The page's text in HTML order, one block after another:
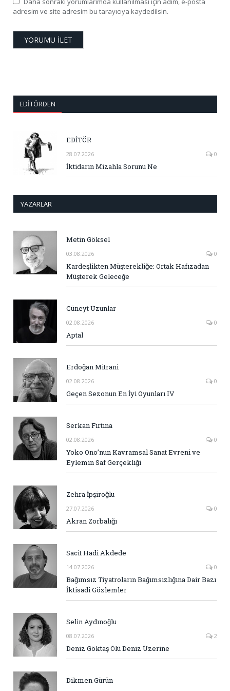
adresim ve site adresim bu tarayıcıya kaydedilsin.
EDITÖRDEN
EDİTÖR
28.07.2026 0
İktidarın Mizahla Sorunu Ne
YAZARLAR
Metin Göksel
03.08.2026 0
Kardeşlikten Müşterekliğe: Ortak Hafızadan
Müşterek Geleceğe
Cüneyt Uzunlar
02.08.2026 0
Aptal
Erdoğan Mitrani
02.08.2026 0
Geçen Sezonun En İyi Oyunları IV
Serkan Fırtına
02.08.2026 0
Yoko Ono’nun Kavramsal Sanat Evreni ve
Eylemin Saf Gerçekliği
Zehra İpşiroğlu
27.07.2026 0
Akran Zorbalığı
Sacit Hadi Akdede
14.07.2026 0
Bağımsız Tiyatroların Bağımsızlığına Dair Bazı
İktisadi Gözlemler
Selin Aydınoğlu
08.07.2026 2
Deniz Göktaş Ölü Deniz Üzerine
Dikmen Gürün